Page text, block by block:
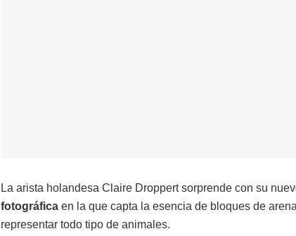
La arista holandesa Claire Droppert sorprende con su
fotográfica en la que capta la esencia de bloques de
representar todo tipo de animales.